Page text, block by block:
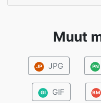
Muut
JP JPG PN
GI GIF BM